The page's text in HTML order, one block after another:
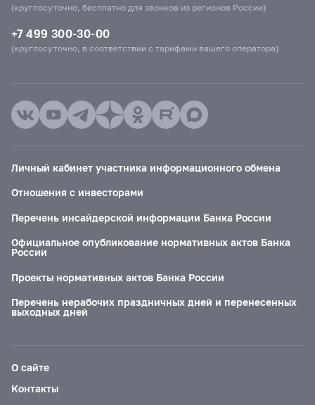
(круглосуточно, бесплатно для звонков из регионов России)
+7 499 300-30-00
(круглосуточно, в соответствии с тарифами вашего оператора)
Личный кабинет участника информационного обмена
Отношения с инвесторами
Перечень инсайдерской информации Банка России
Официальное опубликование нормативных актов Банка
России
Проекты нормативных актов Банка России
Перечень нерабочих праздничных дней и перенесенных
выходных дней
О сайте
Контакты